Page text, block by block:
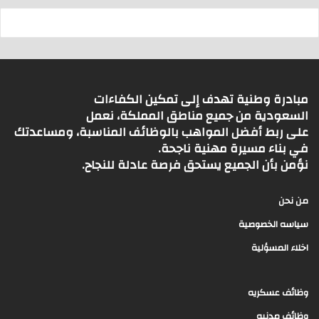
مبادرة وطنية تهدف إلى تمكين الكفاءات
السعودية من جميع مناطق المملكة، نعمل
على ربط أفضل المواهب بالوظائف المناسبة، ومساعدتك
في بناء مسيرة مهنية ناجحة.
نؤمن بأن الجميع يستحق فرصة عادلة للنجاح.
من نحن
سياسه الخصوصية
اخلاء المسؤلية
وظائف عسكريه